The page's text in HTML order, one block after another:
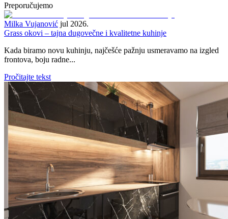
Preporučujemo
Milka Vujanović jul 2026.
Grass okovi – tajna dugovečne i kvalitetne kuhinje
Kada biramo novu kuhinju, najčešće pažnju usmeravamo na izgled
frontova, boju radne...
Pročitajte tekst